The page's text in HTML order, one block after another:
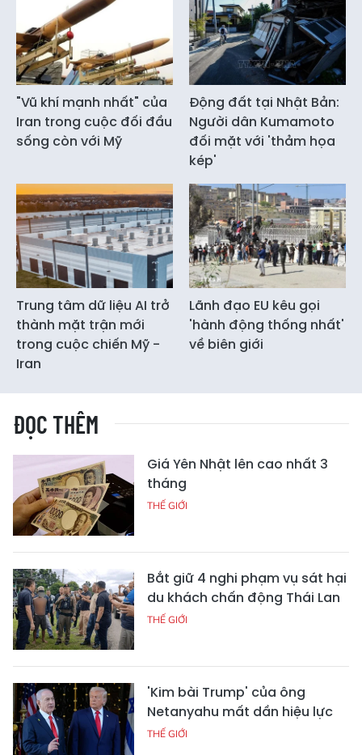
"Vũ khí mạnh nhất" của
Iran trong cuộc đối đầu
sống còn với Mỹ
Động đất tại Nhật Bản:
Người dân Kumamoto
đối mặt với 'thảm họa
kép'
Trung tâm dữ liệu AI trở
thành mặt trận mới
trong cuộc chiến Mỹ -
Iran
Lãnh đạo EU kêu gọi
'hành động thống nhất'
về biên giới
ĐỌC THÊM
Giá Yên Nhật lên cao nhất 3
tháng
THẾ GIỚI
Bắt giữ 4 nghi phạm vụ sát hại
du khách chấn động Thái Lan
THẾ GIỚI
'Kim bài Trump' của ông
Netanyahu mất dần hiệu lực
THẾ GIỚI